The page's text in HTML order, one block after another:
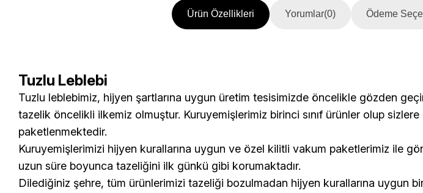
Ürün Özellikleri Yorumlar(0) Ödeme
Tuzlu Leblebi
Tuzlu leblebimiz, hijyen şartlarına uygun üretim tesisimizde öncelikle gözden
tazelik öncelikli ilkemiz olmuştur. Kuruyemişlerimiz birinci sınıf ürünler olup
paketlenmektedir.
Kuruyemişlerimizi hijyen kurallarına uygun ve özel kilitli vakum paketlerimiz ile
uzun süre boyunca tazeliğini ilk günkü gibi korumaktadır.
Dilediğiniz şehre, tüm ürünlerimizi tazeliği bozulmadan hijyen kurallarına uygun